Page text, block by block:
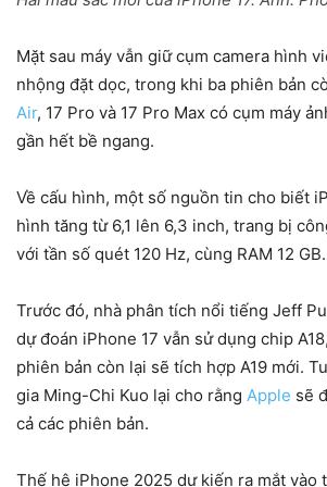
Mặt sau máy vẫn giữ cụm camera hình
nhộng đặt dọc, trong khi ba phiên bản
Air, 17 Pro và 17 Pro Max có cụm máy
gần hết bề ngang.
Về cấu hình, một số nguồn tin cho biết
hình tăng từ 6,1 lên 6,3 inch, trang bị
với tần số quét 120 Hz, cùng RAM 12 GB.
Trước đó, nhà phân tích nổi tiếng Jeff
dự đoán iPhone 17 vẫn sử dụng chip
phiên bản còn lại sẽ tích hợp A19 mới.
gia Ming-Chi Kuo lại cho rằng Apple sẽ
cả các phiên bản.
Thế hệ iPhone 2025 dự kiến ra mắt vào